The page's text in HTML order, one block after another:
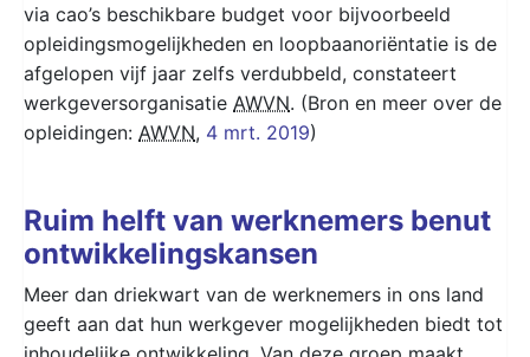
via cao’s beschikbare budget voor bijvoorbeeld
opleidingsmogelijkheden en loopbaanoriëntatie is de
afgelopen vijf jaar zelfs verdubbeld, constateert
werkgeversorganisatie AWVN. (Bron en meer over de
opleidingen: AWVN, 4 mrt. 2019)
Ruim helft van werknemers benut
ontwikkelingskansen
Meer dan driekwart van de werknemers in ons land
geeft aan dat hun werkgever mogelijkheden biedt tot